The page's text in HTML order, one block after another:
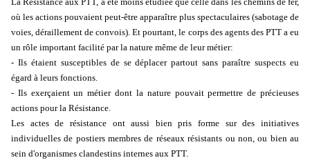
où les actions pouvaient peut-être apparaître plus spectaculaires (sabotage de
voies, déraillement de convois). Et pourtant, le corps des agents des PTT a eu
un rôle important facilité par la nature même de leur métier:
- Ils étaient susceptibles de se déplacer partout sans paraître suspects eu
égard à leurs fonctions.
- Ils exerçaient un métier dont la nature pouvait permettre de précieuses
actions pour la Résistance.
Les actes de résistance ont aussi bien pris forme sur des initiatives
individuelles de postiers membres de réseaux résistants ou non, ou bien au
sein d'organismes clandestins internes aux PTT.